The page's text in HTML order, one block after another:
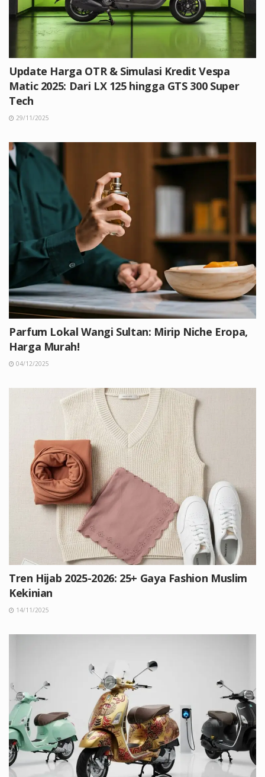
Update Harga OTR & Simulasi Kredit Vespa
Matic 2025: Dari LX 125 hingga GTS 300 Super
Tech
29/11/2025
Parfum Lokal Wangi Sultan: Mirip Niche Eropa,
Harga Murah!
04/12/2025
Tren Hijab 2025-2026: 25+ Gaya Fashion Muslim
Kekinian
14/11/2025